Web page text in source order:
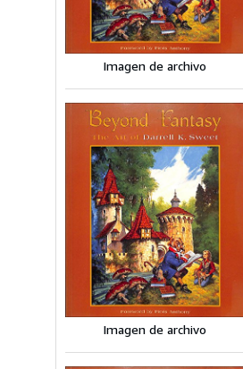
Imagen de archivo
Imagen de archivo